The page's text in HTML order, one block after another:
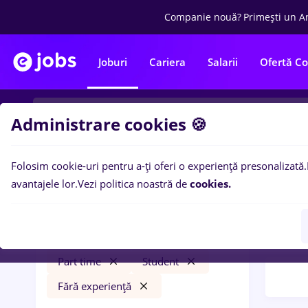
Companie nouă? Primești un
Joburi Cariera Salarii Ofertă
Filtre
Part time
Student
Fără experiență
Administrare cookies 🍪
Folosim cookie-uri pentru a-ți oferi o experiență presonalizată.
avantajele lor.Vezi politica noastră de cookies.